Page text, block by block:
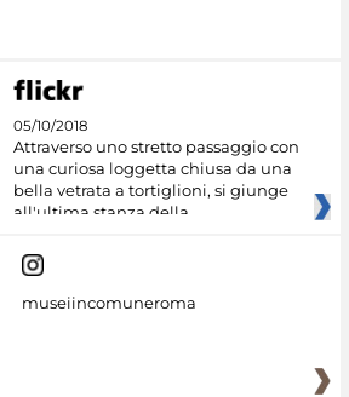
05/10/2018
Attraverso uno stretto passaggio con
una curiosa loggetta chiusa da una
bella vetrata a tortiglioni, si giunge
all'ultima stanza della
museiincomuneroma